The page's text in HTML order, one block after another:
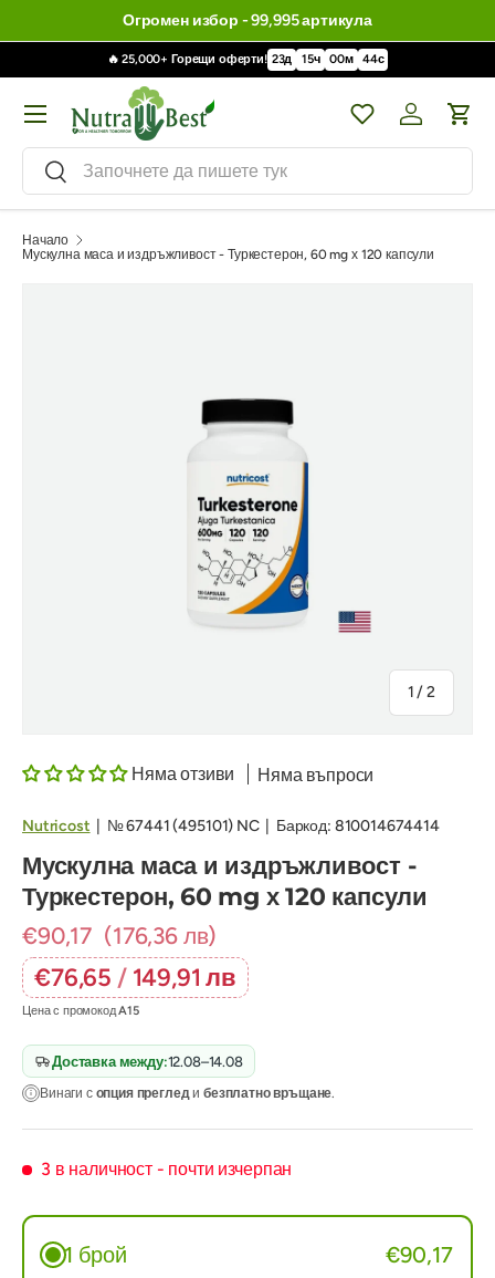
Огромен избор - 99,995 артикула
🔥 25,000+ Горещи оферти! 23д 15ч 00м 43с
Търсене
Търсене
WishlistВлизане /
Меню
Начало
Мускулна маса и издръжливост - Туркестерон, 60 mg х 120 капсули
1 /на
2
Няма отзиви Няма въпроси
Nutricost №67441 (495101) NC Баркод: 810014674414
Мускулна маса и издръжливост -
Туркестерон, 60 mg х 120 капсули
€90,17 (176,36 лв)
€76,65 / 149,91 лв
Цена с промокодA15
Доставка между:12.08–14.08
Винаги с опция прегледибезплатно връщане.
3 в наличност - почти изчерпан
1 брой €90,17